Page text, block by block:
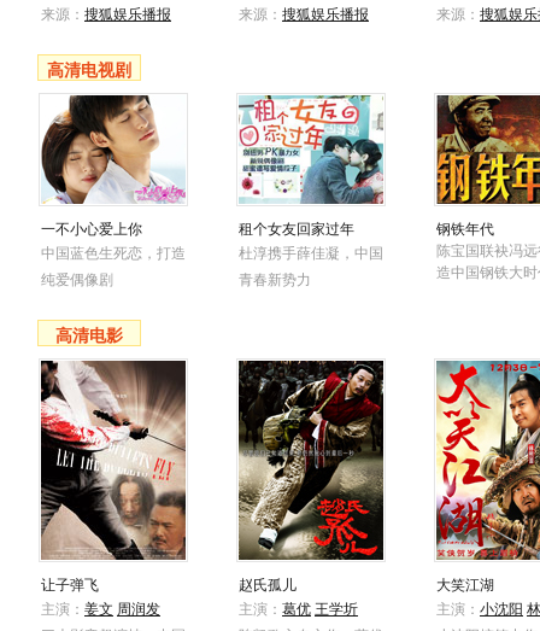
来源： 搜狐娱乐播报
来源： 搜狐娱乐播报
来源： 搜狐娱
高清电视剧
一不小心爱上你
中国蓝色生死恋，打造
纯爱偶像剧
租个女友回家过年
杜淳携手薛佳凝，中国
青春新势力
钢铁年代
陈宝国联袂冯
造中国钢铁大时
高清电影
让子弹飞
主演： 姜文 周润发
赵氏孤儿
主演： 葛优 王学圻
大笑江湖
主演： 小沈阳